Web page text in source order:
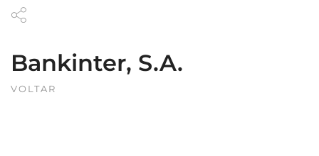
Bankinter, S.A.
VOLTAR